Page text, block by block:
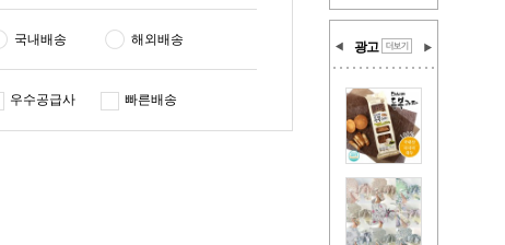
광고
국내배송 해외배송
우수공급사 빠른배송